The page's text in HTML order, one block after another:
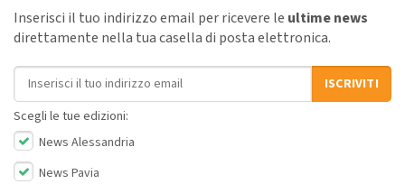
Inserisci il tuo indirizzo email per ricevere le ultime news
direttamente nella tua casella di posta elettronica.
Indirizzo email
ISCRIVITI
Scegli le tue edizioni:
News Alessandria
News Pavia